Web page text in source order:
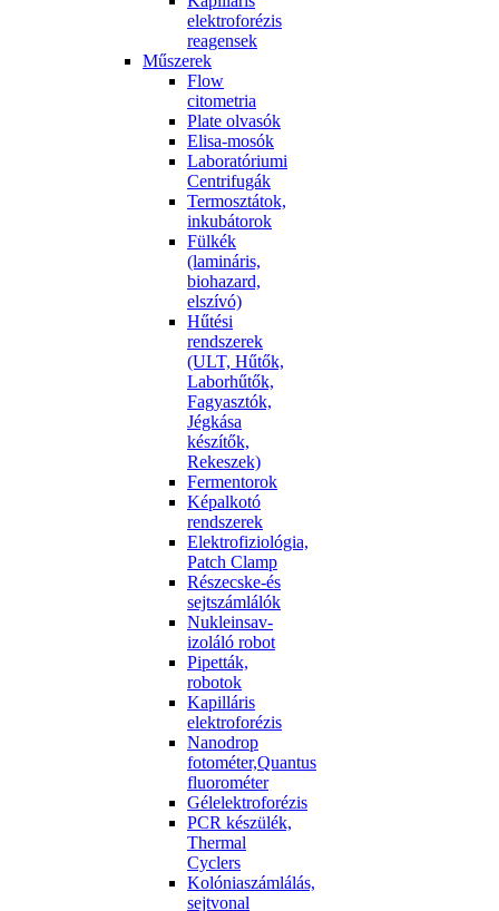
elektroforézis
reagensek
Műszerek
Flow
citometria
Plate olvasók
Elisa-mosók
Laboratóriumi
Centrifugák
Termosztátok,
inkubátorok
Fülkék
(lamináris,
biohazard,
elszívó)
Hűtési
rendszerek
(ULT, Hűtők,
Laborhűtők,
Fagyasztók,
Jégkása
készítők,
Rekeszek)
Fermentorok
Képalkotó
rendszerek
Elektrofiziológia,
Patch Clamp
Részecske-és
sejtszámlálók
Nukleinsav-
izoláló robot
Pipetták,
robotok
Kapilláris
elektroforézis
Nanodrop
fotométer,Quantus
fluorométer
Gélelektroforézis
PCR készülék,
Thermal
Cyclers
Kolóniaszámlálás,
sejtvonal